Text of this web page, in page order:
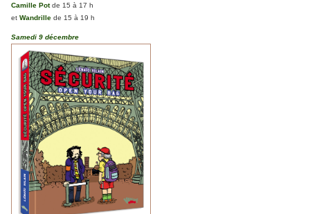
Camille Potde 15 à 17 h
et Wandrille de 15 à 19 h
Samedi 9 décembre